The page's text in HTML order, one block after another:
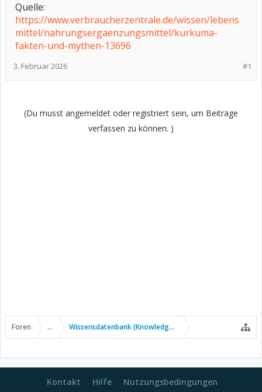
Quelle:
https://www.verbraucherzentrale.de/wissen/lebens
mittel/nahrungsergaenzungsmittel/kurkuma-
fakten-und-mythen-13696
#1
3. Februar 2026
(Du musst angemeldet oder registriert sein, um Beiträge
verfassen zu können. )
Foren ... Wissensdatenbank (Knowledge Base)
Kontakt Hilfe Nutzungsbedingungen